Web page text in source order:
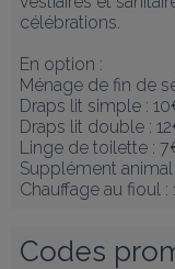
célébrations.
En option :
Ménage de fin de
Draps lit simple :
Draps lit double :
Linge de toilette :
Supplément
Chauffage au fioul
Codes